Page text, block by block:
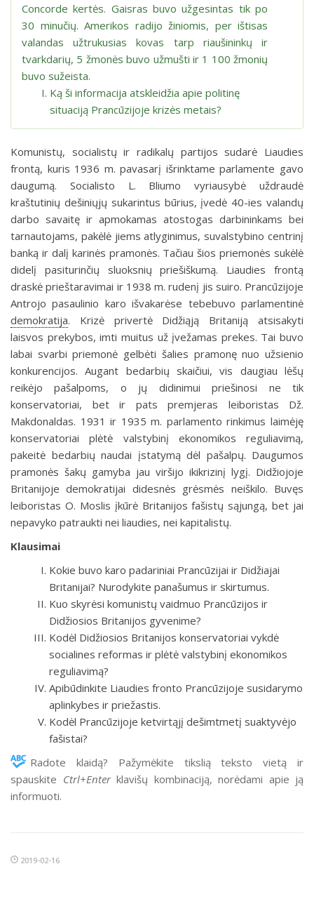
Concorde kertės. Gaisras buvo užgesintas tik po
30 minučių. Amerikos radijo žiniomis, per ištisas
valandas užtrukusias kovas tarp riaušininkų ir
tvarkdarių, 5 žmonės buvo užmušti ir 1 100 žmonių
buvo sužeista.
Ką ši informacija atskleidžia apie politinę
situaciją Prancūzijoje krizės metais?
Komunistų, socialistų ir radikalų partijos sudarė Liaudies
frontą, kuris 1936 m. pavasarį išrinktame parlamente gavo
daugumą. Socialisto L. Bliumo vyriausybė uždraudė
kraštutinių dešiniųjų sukarintus būrius, įvedė 40-ies valandų
darbo savaitę ir apmokamas atostogas darbininkams bei
tarnautojams, pakėlė jiems atlyginimus, suvalstybino centrinį
banką ir dalį karinės pramonės. Tačiau šios priemonės sukėlė
didelį pasiturinčių sluoksnių priešiškumą. Liaudies frontą
draskė prieštaravimai ir 1938 m. rudenį jis suiro. Prancūzijoje
Antrojo pasaulinio karo išvakarėse tebebuvo parlamentinė
demokratija. Krizė privertė Didžiąją Britaniją atsisakyti
laisvos prekybos, imti muitus už įvežamas prekes. Tai buvo
labai svarbi priemonė gelbėti šalies pramonę nuo užsienio
konkurencijos. Augant bedarbių skaičiui, vis daugiau lėšų
reikėjo pašalpoms, o jų didinimui priešinosi ne tik
konservatoriai, bet ir pats premjeras leiboristas Dž.
Makdonaldas. 1931 ir 1935 m. parlamento rinkimus laimėję
konservatoriai plėtė valstybinį ekonomikos reguliavimą,
pakeitė bedarbių naudai įstatymą dėl pašalpų. Daugumos
pramonės šakų gamyba jau viršijo ikikrizinį lygį. Didžiojoje
Britanijoje demokratijai didesnės grėsmės neiškilo. Buvęs
leiboristas O. Moslis įkūrė Britanijos fašistų sąjungą, bet jai
nepavyko patraukti nei liaudies, nei kapitalistų.
Klausimai
Kokie buvo karo padariniai Prancūzijai ir Didžiajai
Britanijai? Nurodykite panašumus ir skirtumus.
Kuo skyrėsi komunistų vaidmuo Prancūzijos ir
Didžiosios Britanijos gyvenime?
Kodėl Didžiosios Britanijos konservatoriai vykdė
socialines reformas ir plėtė valstybinį ekonomikos
reguliavimą?
Apibūdinkite Liaudies fronto Prancūzijoje susidarymo
aplinkybes ir priežastis.
Kodėl Prancūzijoje ketvirtąjį dešimtmetį suaktyvėjo
fašistai?
Radote klaidą? Pažymėkite tikslią teksto vietą ir
spauskite Ctrl+Enterklavišų kombinaciją, norėdami apie ją
informuoti.
2019-02-16